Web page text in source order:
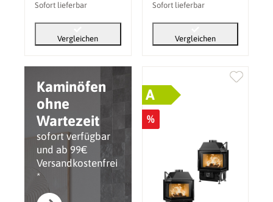
Kaminöfen
ohne
Wartezeit
sofort verfügbar
und ab 99€
Versandkostenfrei
*
Sofort lieferbar
Vergleichen
Sofort lieferbar
Vergleichen
A
%